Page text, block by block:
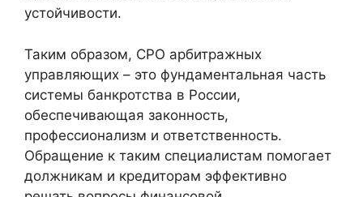
устойчивости.
Таким образом, СРО арбитражных
управляющих – это фундаментальная часть
системы банкротства в России,
обеспечивающая законность,
профессионализм и ответственность.
Обращение к таким специалистам помогает
должникам и кредиторам эффективно